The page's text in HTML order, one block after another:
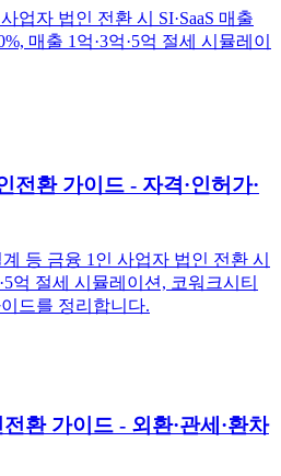
업자 법인 전환 시 SI·SaaS 매출
매출 1억·3억·5억 절세 시뮬레이
전환 가이드 - 자격·인허가·
등 금융 1인 사업자 법인 전환 시
억 절세 시뮬레이션, 코워크시티
드를 정리합니다.
환 가이드 - 외환·관세·환차